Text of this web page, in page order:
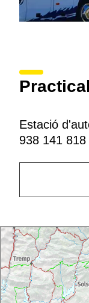
Estació
938 141 818